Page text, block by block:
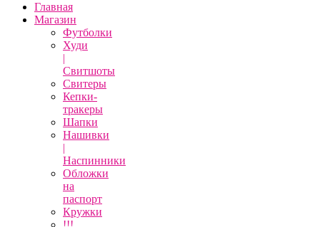
Главная
Магазин
Футболки
Худи
|
Свитшоты
Свитеры
Кепки-
тракеры
Шапки
Нашивки
|
Наспинники
Обложки
на
паспорт
Кружки
!!!